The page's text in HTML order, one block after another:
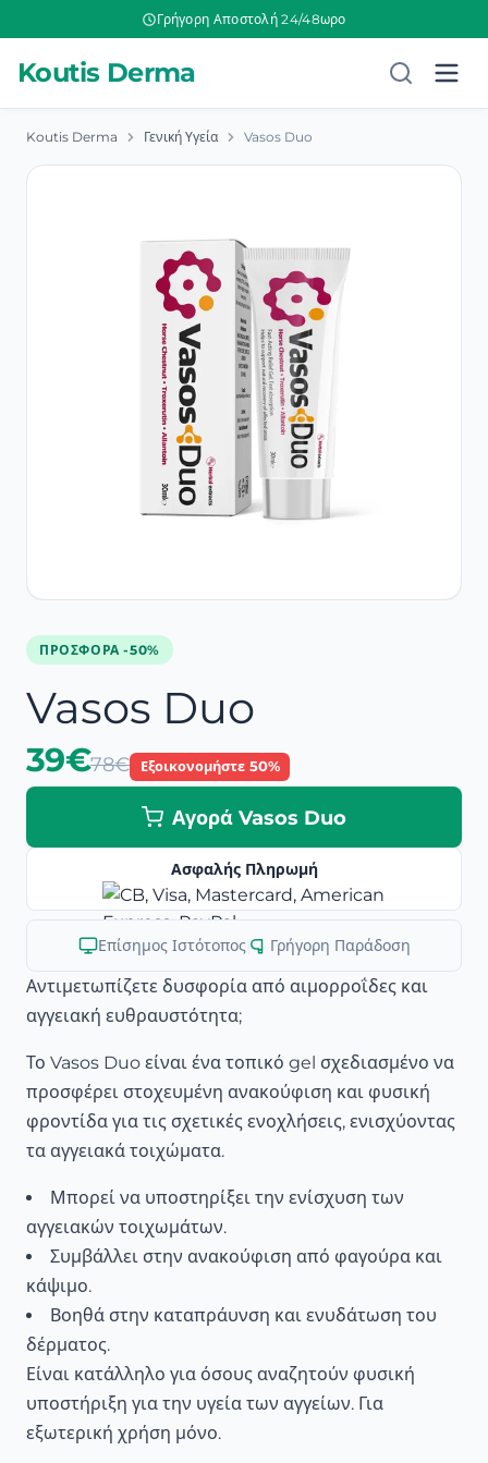
Γρήγορη Αποστολή 24/48ωρο
Koutis Derma
Koutis Derma Γενική Υγεία Vasos Duo
ΠΡΟΣΦΟΡΆ -50%
Vasos Duo
39€78€ Εξοικονομήστε 50%
Αγορά Vasos Duo
Ασφαλής Πληρωμή
Επίσημος Ιστότοπος| Γρήγορη Παράδοση
Αντιμετωπίζετε δυσφορία από αιμορροΐδες και
αγγειακή ευθραυστότητα;
Το Vasos Duo είναι ένα τοπικό gel σχεδιασμένο να
προσφέρει στοχευμένη ανακούφιση και φυσική
φροντίδα για τις σχετικές ενοχλήσεις, ενισχύοντας
τα αγγειακά τοιχώματα.
Μπορεί να υποστηρίξει την ενίσχυση των
αγγειακών τοιχωμάτων.
Συμβάλλει στην ανακούφιση από φαγούρα και
κάψιμο.
Βοηθά στην καταπράυνση και ενυδάτωση του
δέρματος.
Είναι κατάλληλο για όσους αναζητούν φυσική
υποστήριξη για την υγεία των αγγείων. Για
εξωτερική χρήση μόνο.